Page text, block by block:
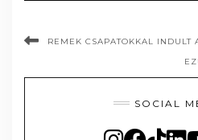
REMEK CSAPATOKKAL INDULT
SOCIAL